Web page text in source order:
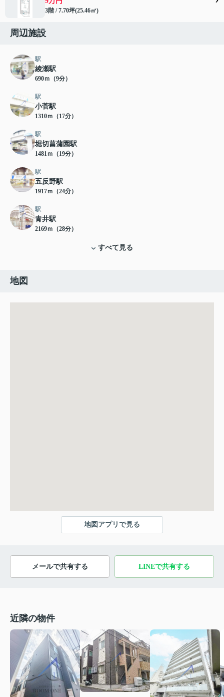
3階 / 7.70坪(25.46㎡)
周辺施設
駅
綾瀬駅
690ｍ（9分）
駅
小菅駅
1310ｍ（17分）
駅
堀切菖蒲園駅
1481ｍ（19分）
駅
五反野駅
1917ｍ（24分）
駅
青井駅
2169ｍ（28分）
すべて見る
地図
地図アプリで見る
メールで共有する LINEで共有する
近隣の物件